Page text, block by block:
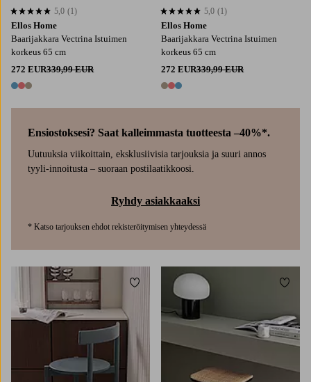
Ellos Home
Baarijakkara Vectrina Istuimen
korkeus 65 cm
272 EUR339,99 EUR
3 värejä
5,0 perustuen 1 arvosanaan
5,0 (1)
Ellos Home
Baarijakkara Vectrina Istuimen
korkeus 65 cm
272 EUR339,99 EUR
3 värejä
5,0 perustuen 1 arvosanaan
5,0 (1)
Ensiostoksesi? Saat kalleimmasta tuotteesta –40%*.
Uutuuksia viikoittain, eksklusiivisia tarjouksia ja suuri annos
tyyli-innoitusta – suoraan postilaatikkoosi.
Ryhdy asiakkaaksi
* Katso tarjouksen ehdot rekisteröitymisen yhteydessä
Lisää suosikkeihin